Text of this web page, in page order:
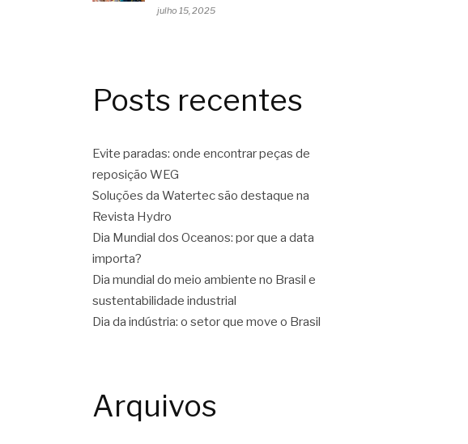
julho 15, 2025
Posts recentes
Evite paradas: onde encontrar peças de
reposição WEG
Soluções da Watertec são destaque na
Revista Hydro
Dia Mundial dos Oceanos: por que a data
importa?
Dia mundial do meio ambiente no Brasil e
sustentabilidade industrial
Dia da indústria: o setor que move o Brasil
Arquivos